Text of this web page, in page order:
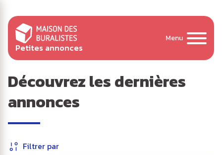
contenu
principal
Petites annonces
Découvrez les dernières
annonces
page